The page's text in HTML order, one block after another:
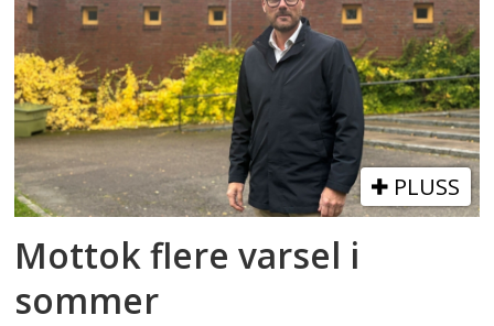
PLUSS
Mottok flere varsel i
sommer